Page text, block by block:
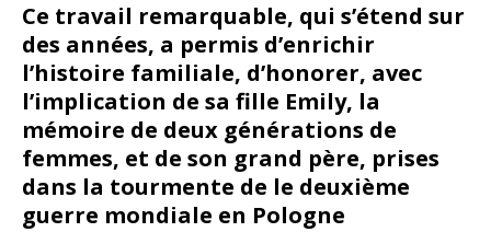
Ce travail remarquable, qui s’étend sur
des années, a permis d’enrichir
l’histoire familiale, d’honorer, avec
l’implication de sa fille Emily, la
mémoire de deux générations de
femmes, et de son grand père, prises
dans la tourmente de le deuxième
guerre mondiale en Pologne